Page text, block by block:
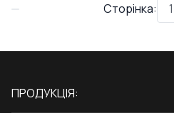
Сторінка:
ПРОДУКЦІЯ: